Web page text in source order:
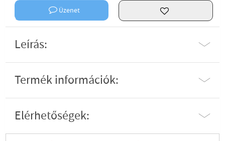
Üzenet
Leírás:
Termék információk:
Elérhetőségek: